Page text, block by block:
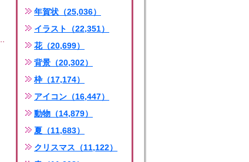
年賀状（25,036）
イラスト（22,351）
花（20,699）
背景（20,302）
枠（17,174）
アイコン（16,447）
動物（14,879）
夏（11,683）
クリスマス（11,122）